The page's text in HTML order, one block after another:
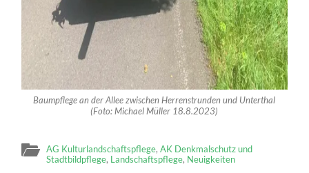
Baumpflege an der Allee zwischen Herrenstrunden und Unterthal
(Foto: Michael Müller 18.8.2023)
AG Kulturlandschaftspflege,AK Denkmalschutz und
Stadtbildpflege, Landschaftspflege, Neuigkeiten